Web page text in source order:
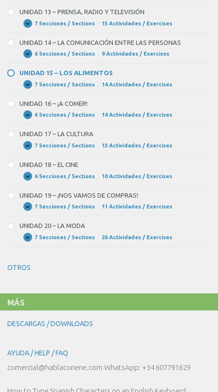
TIEMPO
LIBRE
–
¡NOS
VAMOS
DE
UNIDAD 13 – PRENSA, RADIO Y TELEVISIÓN
Expandir
UNIDAD
–
PRENSA,
RADIO
Y
7 Secciones / Sections 15 Actividades / Exercises
UNIDAD 14 – LA COMUNICACIÓN ENTRE LAS PERSONAS
Expandir
UNIDAD
–
LA
COMUNICACIÓN
ENTRE
PERSONAS
6 Secciones / Sections 9 Actividades / Exercises
UNIDAD 15 – LOS ALIMENTOS
Expandir
UNIDAD
–
LOS
ALIMENTOS
7 Secciones / Sections 14 Actividades / Exercises
UNIDAD 16 – ¡A COMER!
Expandir
UNIDAD
–
¡A
COMER!
6 Secciones / Sections 14 Actividades / Exercises
UNIDAD 17 – LA CULTURA
Expandir
UNIDAD
–
LA
CULTURA
7 Secciones / Sections 13 Actividades / Exercises
UNIDAD 18 – EL CINE
Expandir
UNIDAD
–
EL
CINE
6 Secciones / Sections 10 Actividades / Exercises
UNIDAD 19 – ¡NOS VAMOS DE COMPRAS!
Expandir
UNIDAD
–
¡NOS
VAMOS
DE
7 Secciones / Sections 11 Actividades / Exercises
UNIDAD 20 – LA MODA
Expandir
UNIDAD
MODA
7 Secciones / Sections 26 Actividades / Exercises
OTROS
MÁS
DESCARGAS / DOWNLOADS
AYUDA / HELP / FAQ
comercial@hablaconene.com WhatsApp: +34 607791629